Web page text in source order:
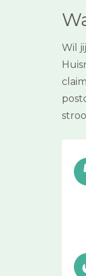
Wil